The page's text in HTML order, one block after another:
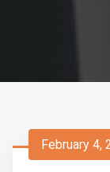
February 4,